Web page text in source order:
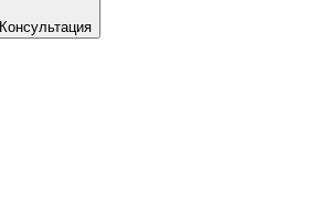
Консультация